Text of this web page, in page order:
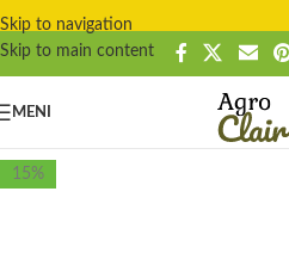
Skip to navigation
Skip to main content
MENI
15%